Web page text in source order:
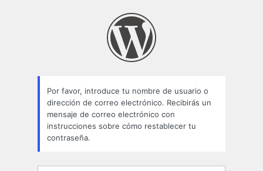
Por favor, introduce tu nombre de usuario o
dirección de correo electrónico. Recibirás un
mensaje de correo electrónico con
instrucciones sobre cómo restablecer tu
contraseña.